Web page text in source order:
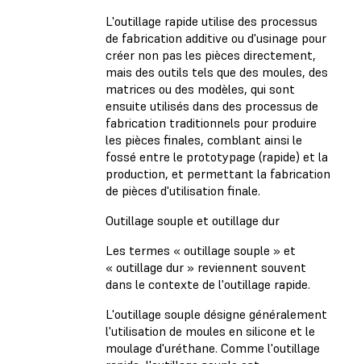
L'outillage rapide utilise des processus
de fabrication additive ou d'usinage pour
créer non pas les pièces directement,
mais des outils tels que des moules, des
matrices ou des modèles, qui sont
ensuite utilisés dans des processus de
fabrication traditionnels pour produire
les pièces finales, comblant ainsi le
fossé entre le prototypage (rapide) et la
production, et permettant la fabrication
de pièces d'utilisation finale.
Outillage souple et outillage dur
Les termes « outillage souple » et
« outillage dur » reviennent souvent
dans le contexte de l'outillage rapide.
L'outillage souple désigne généralement
l'utilisation de moules en silicone et le
moulage d'uréthane. Comme l'outillage